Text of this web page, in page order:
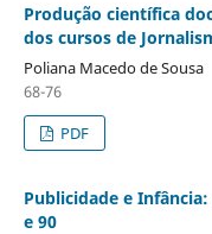
Produção científica
dos cursos de
Poliana Macedo de Sousa
68-76
PDF
Publicidade e
e 90